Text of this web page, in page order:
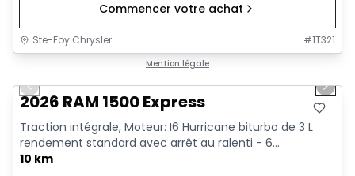
Commencer votre achat
Ste-Foy Chrysler #1T321
Mention légale
Previous slide Next
2026 RAM 1500 Express
Traction intégrale, Moteur: I6 Hurricane biturbo de 3 L
rendement standard avec arrêt au ralenti - 6...
10 km